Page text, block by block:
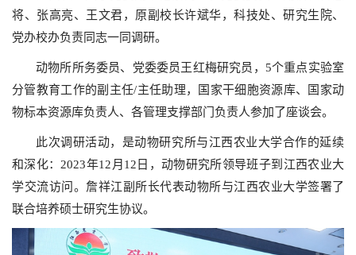
将、张高亮、王文君，原副校长许斌华，科技处、研究生院、
党办校办负责同志一同调研。
动物所所务委员、党委委员王红梅研究员，5个重点实验室
分管教育工作的副主任/主任助理，国家干细胞资源库、国家动
物标本资源库负责人、各管理支撑部门负责人参加了座谈会。
此次调研活动，是动物研究所与江西农业大学合作的延续
和深化：2023年12月12日，动物研究所领导班子到江西农业大
学交流访问。詹祥江副所长代表动物所与江西农业大学签署了
联合培养硕士研究生协议。